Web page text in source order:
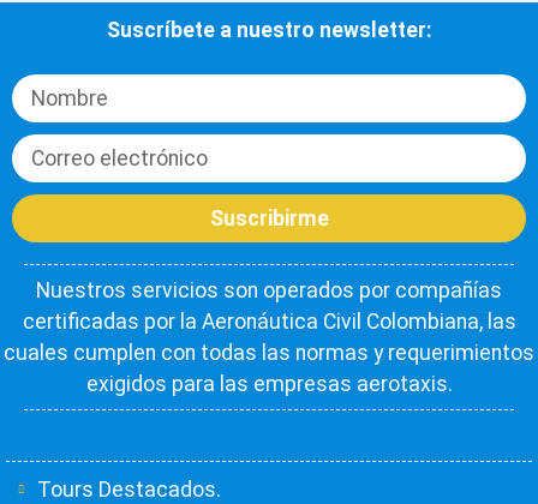
Suscríbete a nuestro newsletter:
Suscribirme
Nuestros servicios son operados por compañías
certificadas por la Aeronáutica Civil Colombiana, las
cuales cumplen con todas las normas y requerimientos
exigidos para las empresas aerotaxis.
Tours Destacados.